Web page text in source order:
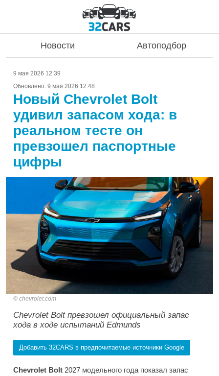
Новости Автоподбор
9 мая 2026 12:39
Обновлено: 9 мая 2026 12:48
Новый Chevrolet Bolt
удивил запасом хода: в
реальном тесте он
превзошел паспортные
цифры
chevrolet.com
Chevrolet Bolt превзошел официальный запас
хода в ходе испытаний Edmunds
Добавить 32CARS в предпочитаемые источники Google
Chevrolet Bolt 2027 модельного года показал запас